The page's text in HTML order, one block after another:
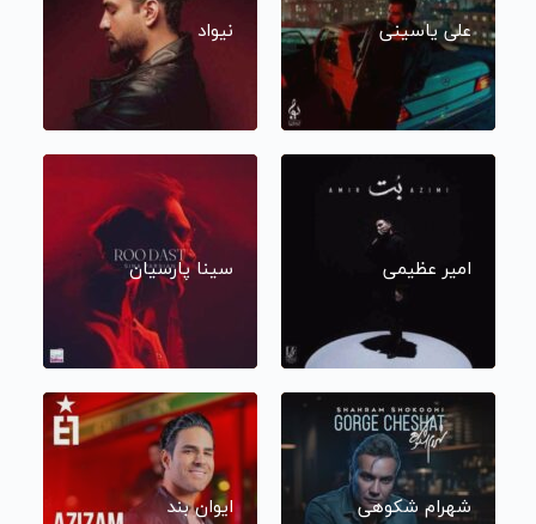
علی یاسینی نیواد
امیر عظیمی سینا پارسیان
شهرام شکوهی ایوان بند